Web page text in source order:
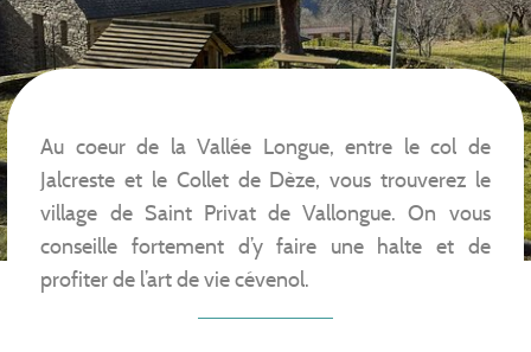
Au coeur de la Vallée Longue, entre le col de
Jalcreste et le Collet de Dèze, vous trouverez le
village de Saint Privat de Vallongue. On vous
conseille fortement d’y faire une halte et de
profiter de l’art de vie cévenol.